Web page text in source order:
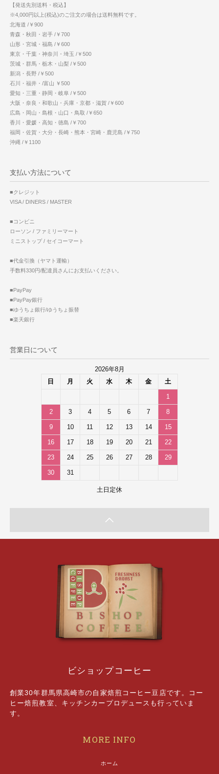
【発送先別送料・税込】
※4,000円以上(税込)のご注文の場合は送料無料です。
北海道 /￥900
青森・秋田・岩手 /￥700
山形・宮城・福島 /￥600
東京・千葉・神奈川・埼玉 /￥500
茨城・群馬・栃木・山梨 /￥500
新潟・長野 /￥500
石川・福井・/富山 ￥500
愛知・三重・静岡・岐阜 /￥500
大阪・奈良・和歌山・兵庫・京都・滋賀 /￥600
広島・岡山・島根・山口・鳥取 /￥650
香川・愛媛・高知・徳島 /￥700
福岡・佐賀・大分・長崎・熊本・宮崎・鹿児島 /￥750
沖縄 /￥1100
支払い方法について
■クレジット
VISA / DINERS / MASTER
■コンビニ
ローソン / ファミリーマート
ミニストップ / セイコーマート
■代金引換（ヤマト運輸）
手数料330円/配達員さんにお支払いください。
■PayPay
■PayPay銀行
■ゆうちょ銀行/ゆうちょ振替
■楽天銀行
営業日について
2026年8月
日
月 火 水 木 金 土
1
2 3 4 5 6 7 8
9 10 11 12 13 14 15
16 17 18 19 20 21 22
23 24 25 26 27 28 29
30 31
土日定休
ビショップコーヒー
創業30年群馬県高崎市の自家焙煎コーヒー豆店です。コー
ヒー焙煎教室、キッチンカープロデュースも行っていま
す。
MORE INFO
ホーム